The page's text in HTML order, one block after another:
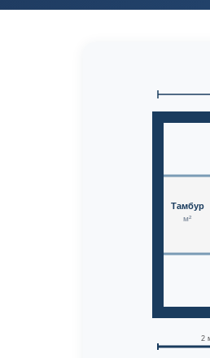
Тамбур
м²
2